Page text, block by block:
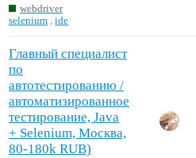
webdriver
selenium ,ide
Главный специалист
по
автотестированию /
автоматизированное
тестирование, Java
+ Selenium, Москва,
80-180k RUB)